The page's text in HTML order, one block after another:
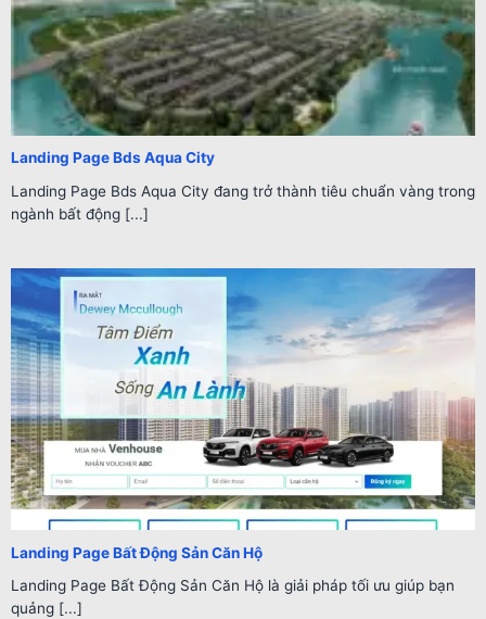
Landing Page Bds Aqua City
Landing Page Bds Aqua City đang trở thành tiêu chuẩn vàng trong
ngành bất động [...]
Landing Page Bất Động Sản Căn Hộ
Landing Page Bất Động Sản Căn Hộ là giải pháp tối ưu giúp bạn
quảng [...]